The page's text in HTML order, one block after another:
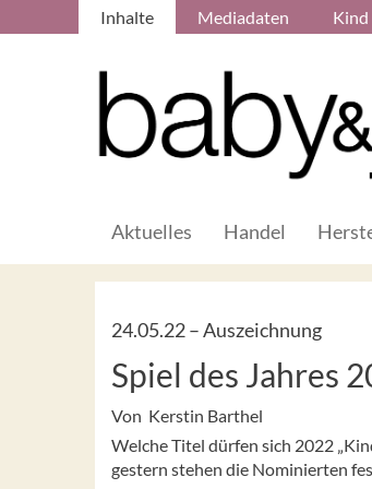
Inhalte Mediadaten Kind
Aktuelles Handel
24.05.22 –Auszeichnung
Spiel des Jahres
Von Kerstin Barthel
Welche Titel dürfen sich 2022
gestern stehen die Nominierten